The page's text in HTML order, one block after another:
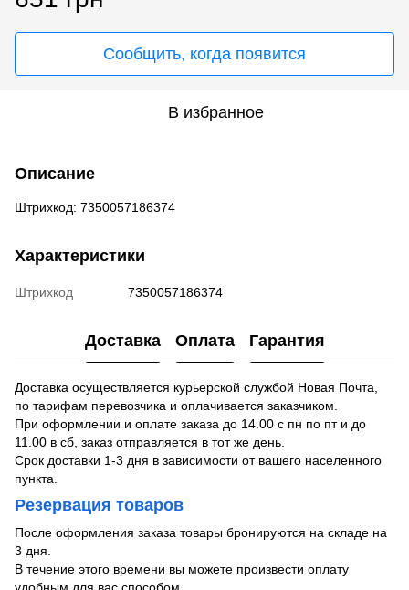
Сообщить, когда появится
В избранное
Описание
Штрихкод: 7350057186374
Характеристики
Штрихкод 7350057186374
Доставка Оплата Гарантия
Доставка осуществляется курьерской службой Новая Почта,
по тарифам перевозчика и оплачивается заказчиком.
При оформлении и оплате заказа до 14.00 с пн по пт и до
11.00 в сб, заказ отправляется в тот же день.
Срок доставки 1-3 дня в зависимости от вашего населенного
пункта.
Резервация товаров
После оформления заказа товары бронируются на складе на
3 дня.
В течение этого времени вы можете произвести оплату
удобным для вас способом.